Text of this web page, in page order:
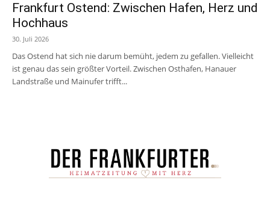
Frankfurt Ostend: Zwischen Hafen, Herz und
Hochhaus
30. Juli 2026
Das Ostend hat sich nie darum bemüht, jedem zu gefallen. Vielleicht
ist genau das sein größter Vorteil. Zwischen Osthafen, Hanauer
Landstraße und Mainufer trifft...